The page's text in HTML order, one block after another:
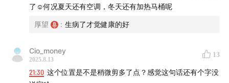
了☺️何况夏天还有空调，冬天还有加热马桶呢
厚望 : 生病了才觉健康的好
Cio_money
2025.8.13
13
21:30 这个位置是不是稍微剪多了点？感觉这句话还有个字没